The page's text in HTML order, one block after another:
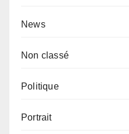
News
Non classé
Politique
Portrait